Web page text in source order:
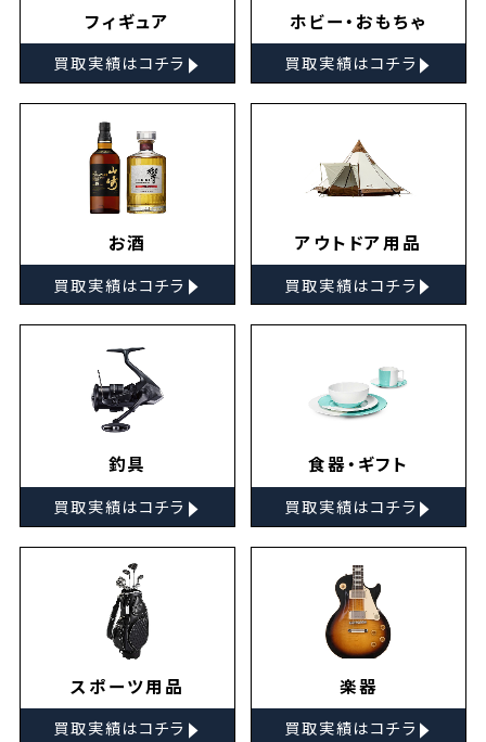
フィギュア
買取実績はコチラ ▸
ホビー・おもちゃ
買取実績はコチラ ▸
お酒
買取実績はコチラ ▸
アウトドア用品
買取実績はコチラ ▸
釣具
買取実績はコチラ ▸
食器・ギフト
買取実績はコチラ ▸
スポーツ用品
買取実績はコチラ ▸
楽器
買取実績はコチラ ▸